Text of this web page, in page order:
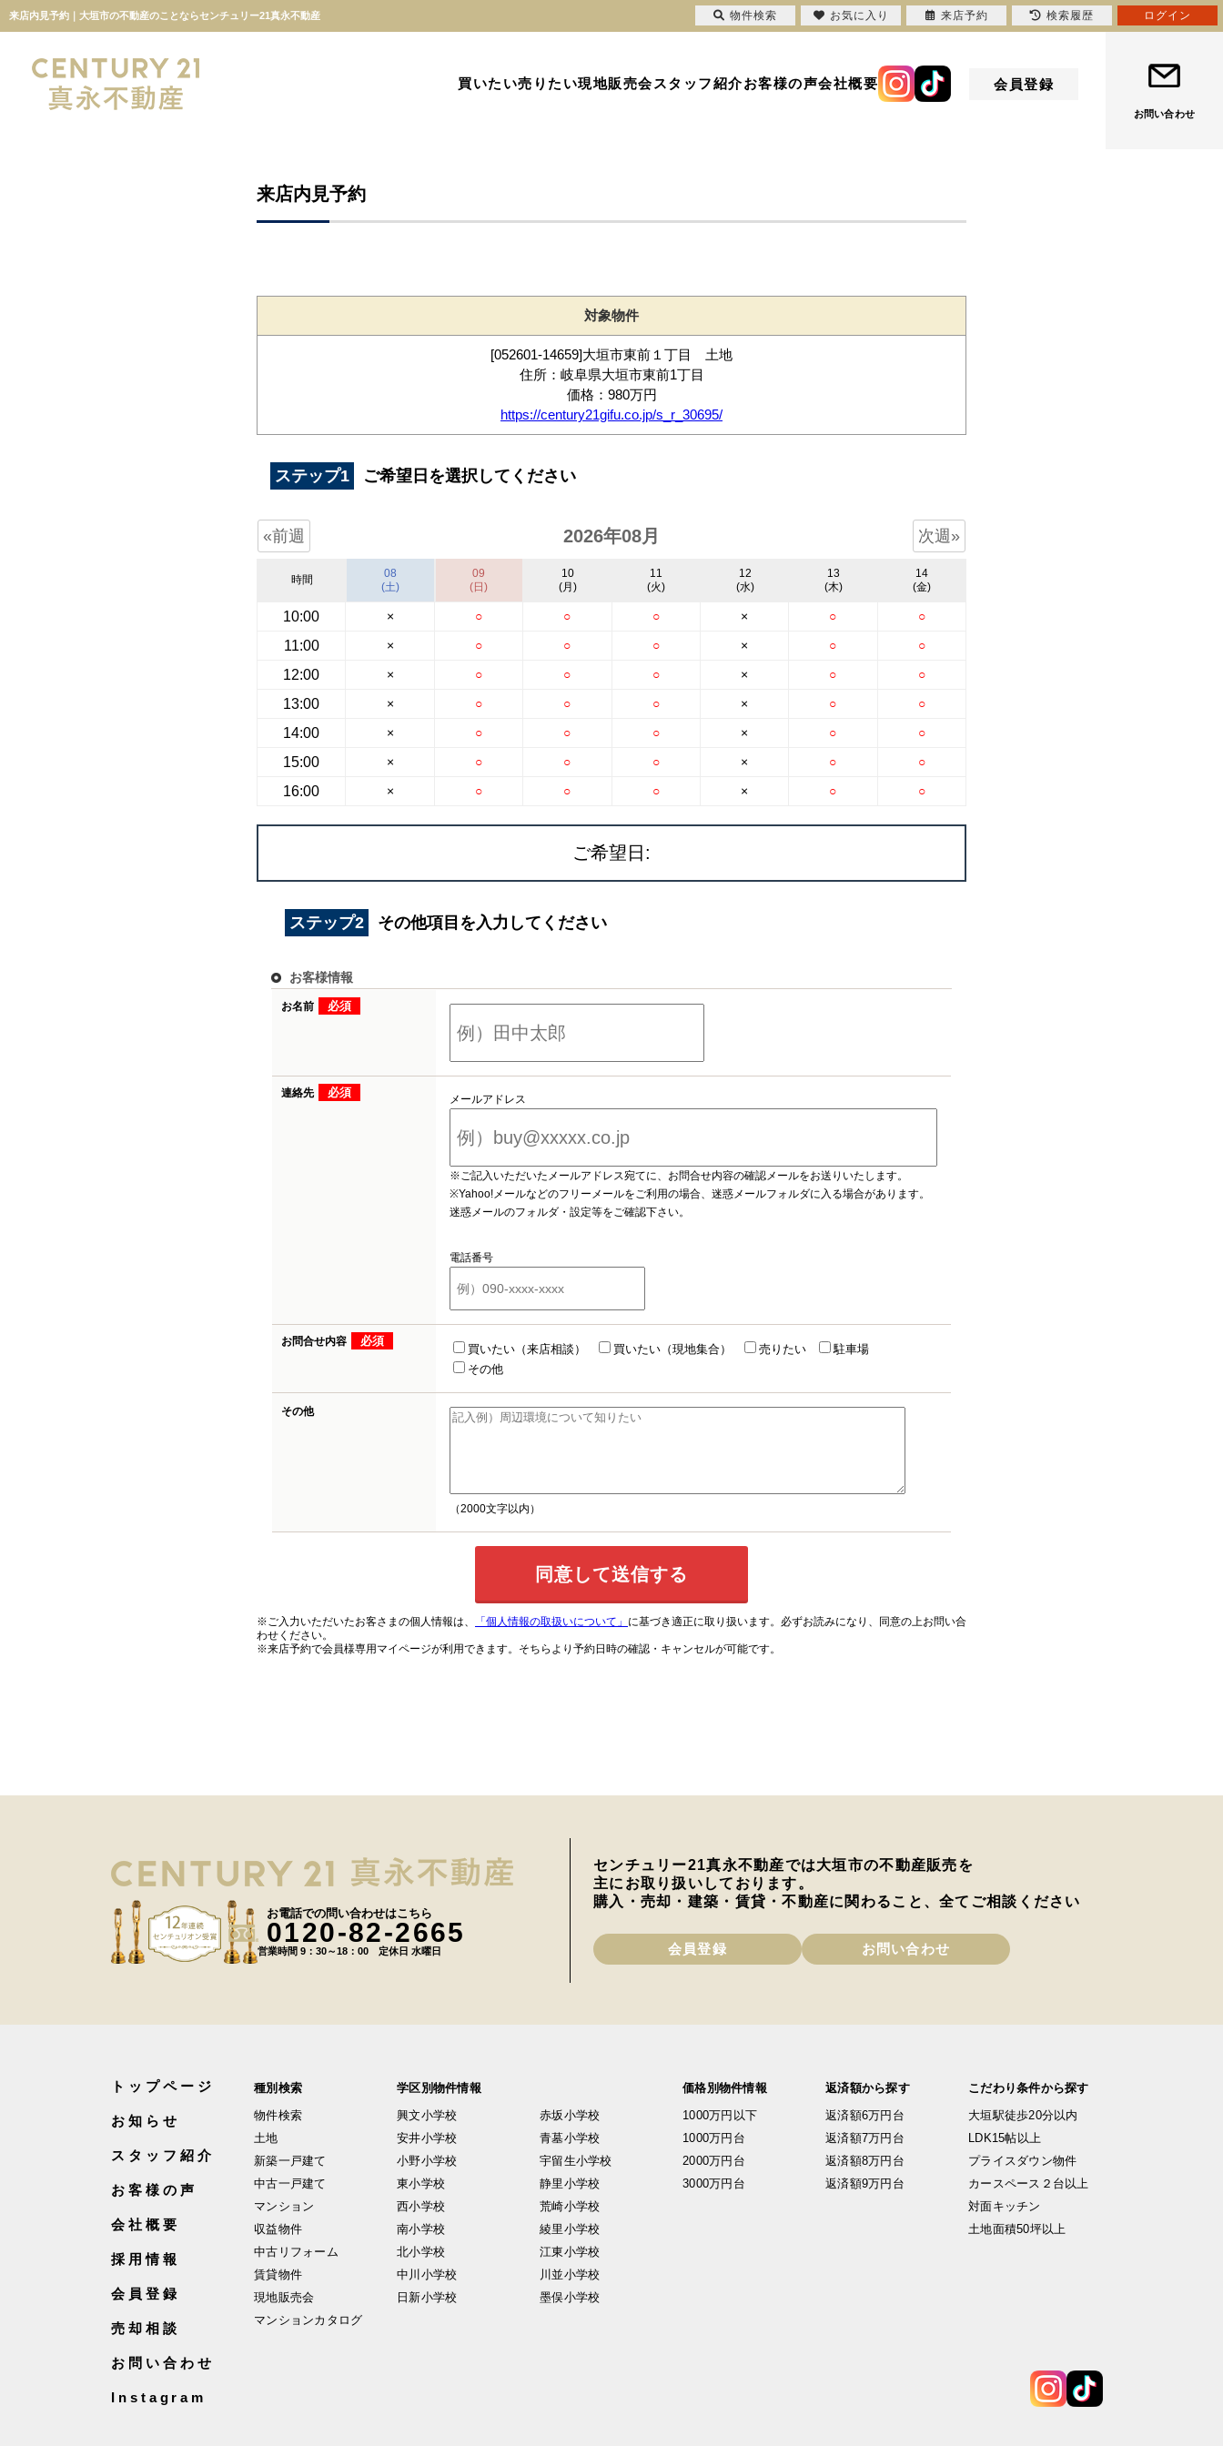
来店内見予約｜大垣市の不動産のことならセンチュリー21真永不動産
買いたい売りたい現地販売会スタッフ紹介お客様の声会社概要 会員登録
お問い合わせ
来店内見予約
対象物件
[052601-14659]大垣市東前１丁目 土地
住所：岐阜県大垣市東前1丁目
価格：980万円
https://century21gifu.co.jp/s_r_30695/
ステップ1 ご希望日を選択してください
«前週 2026年08月 次週»
時間
10:00
11:00
12:00
13:00
14:00
15:00
16:00
08
(土)
×
×
×
×
×
×
×
09
(日)
○
○
○
○
○
○
○
10
(月)
○
○
○
○
○
○
○
11
(火)
○
○
○
○
○
○
○
12
(水)
×
×
×
×
×
×
×
13
(木)
○
○
○
○
○
○
○
14
(金)
○
○
○
○
○
○
○
ご希望日:
ステップ2 その他項目を入力してください
お客様情報
お名前 必須
連絡先 必須 メールアドレス
※ご記入いただいたメールアドレス宛てに、お問合せ内容の確認メールをお送りいたします。
※Yahoo!メールなどのフリーメールをご利用の場合、迷惑メールフォルダに入る場合があります。
迷惑メールのフォルダ・設定等をご確認下さい。
電話番号
お問合せ内容 必須
買いたい（来店相談） 買いたい（現地集合） 売りたい
駐車場
その他
その他
（2000文字以内）
※ご入力いただいたお客さまの個人情報は、 「個人情報の取扱いについて」 に基づき適正に取り扱います。必ずお読みになり、同意の上お問い合
わせください。
※来店予約で会員様専用マイページが利用できます。そちらより予約日時の確認・キャンセルが可能です。
お電話での問い合わせはこちら
0120-82-2665
営業時間 9：30～18：00 定休日 水曜日
センチュリー21真永不動産では大垣市の不動産販売を
主にお取り扱いしております。
購入・売却・建築・賃貸・不動産に関わること、全てご相談ください
会員登録 お問い合わせ
トップページ
お知らせ
スタッフ紹介
お客様の声
会社概要
採用情報
会員登録
売却相談
お問い合わせ
Instagram
種別検索
物件検索
土地
新築一戸建て
中古一戸建て
マンション
収益物件
中古リフォーム
賃貸物件
現地販売会
マンションカタログ
学区別物件情報
興文小学校
安井小学校
小野小学校
東小学校
西小学校
南小学校
北小学校
中川小学校
日新小学校
赤坂小学校
青墓小学校
宇留生小学校
静里小学校
荒崎小学校
綾里小学校
江東小学校
川並小学校
墨俣小学校
価格別物件情報
1000万円以下
1000万円台
2000万円台
3000万円台
返済額から探す
返済額6万円台
返済額7万円台
返済額8万円台
返済額9万円台
こだわり条件から探す
大垣駅徒歩20分以内
LDK15帖以上
プライスダウン物件
カースペース２台以上
対面キッチン
土地面積50坪以上
物件検索 お気に入り 来店予約 検索履歴 ログイン